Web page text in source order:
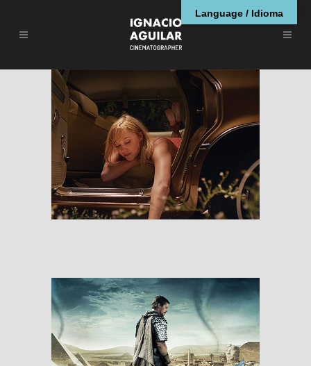
It Follows
Exodus: Gods And
Language / Idioma